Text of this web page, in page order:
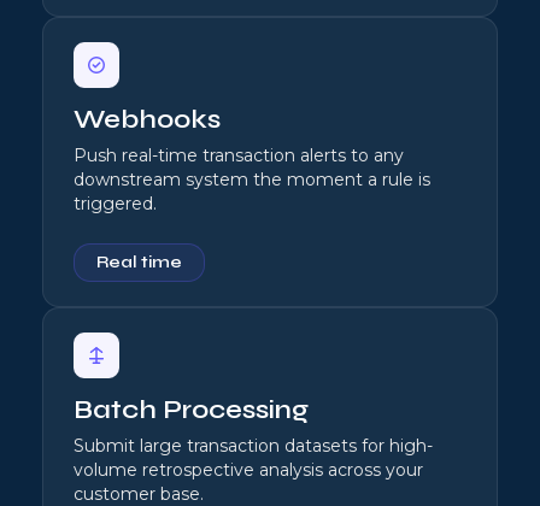
Webhooks
Push real-time transaction alerts to any
downstream system the moment a rule is
triggered.
Real time
Batch Processing
Submit large transaction datasets for high-
volume retrospective analysis across your
customer base.